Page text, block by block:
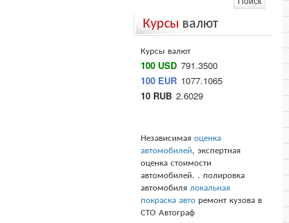
Курсы валют
Курсы валют
100 USD 791.3500
100 EUR 1077.1065
10 RUB 2.6029
Независимая оценка
автомобилей, экспертная
оценка стоимости
автомобилей. . полировка
автомобиля локальная
покраска авто ремонт кузова в
СТО Автограф